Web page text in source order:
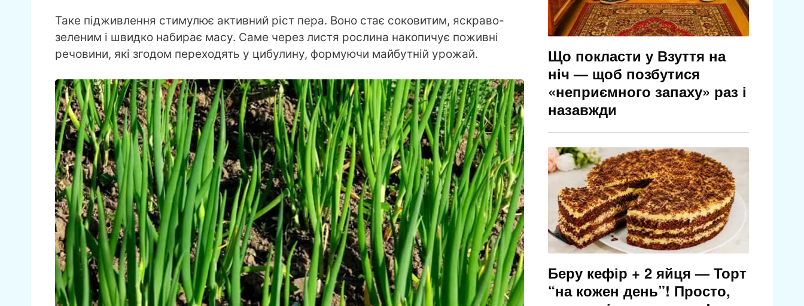
Таке підживлення стимулює активний ріст пера. Воно стає соковитим, яскраво-
зеленим і швидко набирає масу. Саме через листя рослина накопичує поживні
речовини, які згодом переходять у цибулину, формуючи майбутній урожай.
Що покласти у Взуття на
ніч — щоб позбутися
«неприємного запаху» раз і
назавжди
Беру кефір + 2 яйця — Торт
“на кожен день”! Просто,